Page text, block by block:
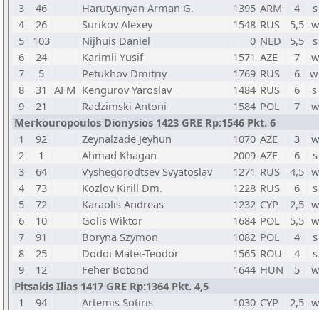
3
46 Harutyunyan Arman G. 1395 ARM 4
4
26 Surikov Alexey 1548 RUS 5,5
5
103 Nijhuis Daniel 0 NED 5,5
6
24 Karimli Yusif 1571 AZE 7
7
5 Petukhov Dmitriy 1769 RUS 6
8
31 AFM Kengurov Yaroslav 1484 RUS 6
9
21 Radzimski Antoni 1584 POL 7
Merkouropoulos Dionysios 1423 GRE Rp:1546 Pkt. 6
1
92 Zeynalzade Jeyhun 1070 AZE 3
2
1 Ahmad Khagan 2009 AZE 6
3
64 Vyshegorodtsev Svyatoslav 1271 RUS 4,5
4
73 Kozlov Kirill Dm. 1228 RUS 6
5
72 Karaolis Andreas 1232 CYP 2,5
6
10 Golis Wiktor 1684 POL 5,5
7
91 Boryna Szymon 1082 POL 4
8
25 Dodoi Matei-Teodor 1565 ROU 4
9
12 Feher Botond 1644 HUN 5
Pitsakis Ilias 1417 GRE Rp:1364 Pkt. 4,5
1
94 Artemis Sotiris 1030 CYP 2,5